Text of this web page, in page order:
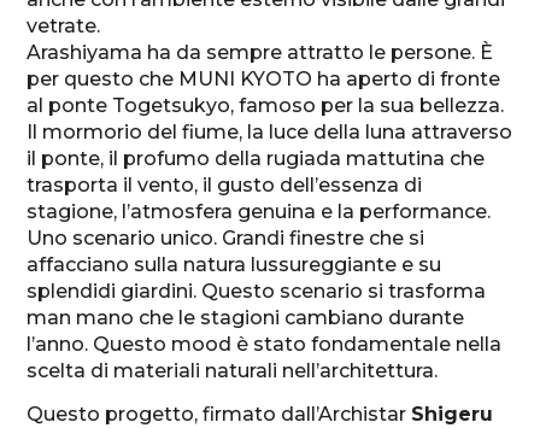
vetrate.
Arashiyama ha da sempre attratto le persone. È
per questo che MUNI KYOTO ha aperto di fronte
al ponte Togetsukyo, famoso per la sua bellezza.
Il mormorio del fiume, la luce della luna attraverso
il ponte, il profumo della rugiada mattutina che
trasporta il vento, il gusto dell’essenza di
stagione, l’atmosfera genuina e la performance.
Uno scenario unico. Grandi finestre che si
affacciano sulla natura lussureggiante e su
splendidi giardini. Questo scenario si trasforma
man mano che le stagioni cambiano durante
l’anno. Questo mood è stato fondamentale nella
scelta di materiali naturali nell’architettura.
Questo progetto, firmato dall’Archistar Shigeru